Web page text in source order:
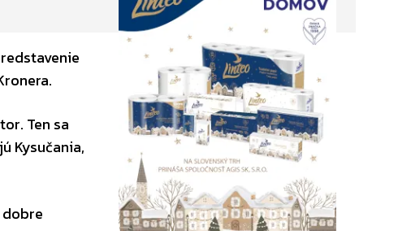
Ten sa
Kysučania,